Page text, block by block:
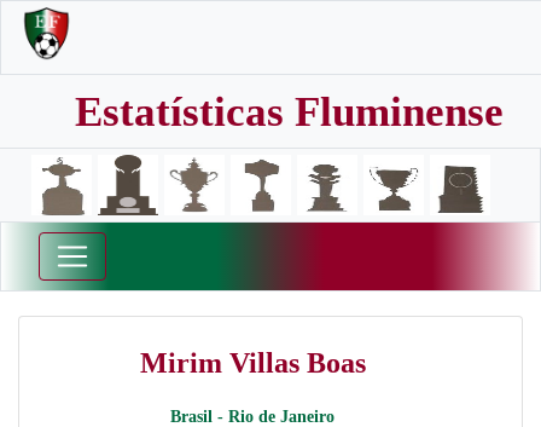
Estatísticas Fluminense
Mirim Villas Boas
Brasil - Rio de Janeiro